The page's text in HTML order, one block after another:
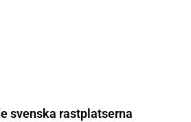
svenska rastplatserna